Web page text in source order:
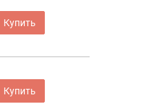
Купить
Купить